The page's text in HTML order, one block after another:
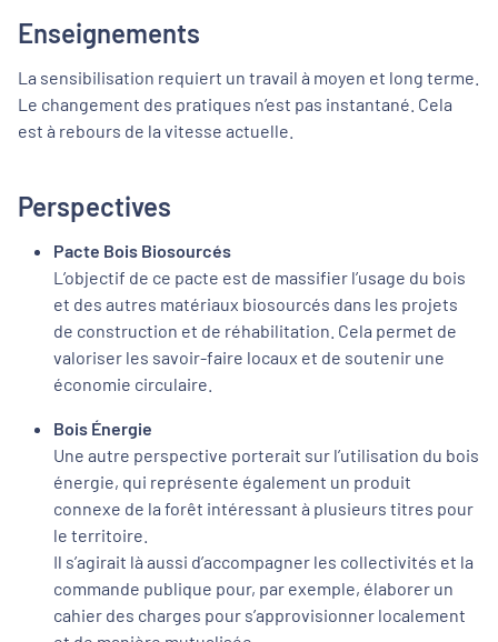
Enseignements
La sensibilisation requiert un travail à moyen et long terme.
Le changement des pratiques n’est pas instantané. Cela
est à rebours de la vitesse actuelle.
Perspectives
Pacte Bois Biosourcés
L’objectif de ce pacte est de massifier l’usage du bois
et des autres matériaux biosourcés dans les projets
de construction et de réhabilitation. Cela permet de
valoriser les savoir-faire locaux et de soutenir une
économie circulaire.
Bois Énergie
Une autre perspective porterait sur l’utilisation du bois
énergie, qui représente également un produit
connexe de la forêt intéressant à plusieurs titres pour
le territoire.
Il s’agirait là aussi d’accompagner les collectivités et la
commande publique pour, par exemple, élaborer un
cahier des charges pour s’approvisionner localement